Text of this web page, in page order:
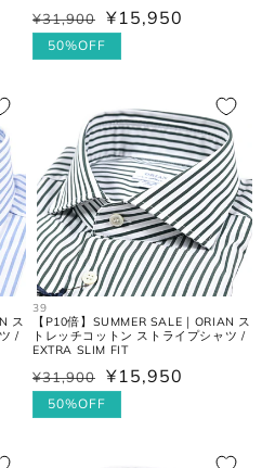
通
常
¥31,900
セ
ー
¥15,950
50%OFF
ス
/
39
【P10倍】SUMMER SALE｜ORIAN ス
トレッチコットン ストライプシャツ /
EXTRA SLIM FIT
通
常
¥31,900
セ
ー
¥15,950
50%OFF